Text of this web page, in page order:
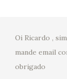
Oi Ricardo ,
mande email
obrigado